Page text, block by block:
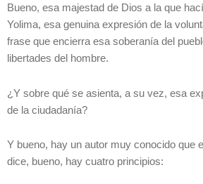
Bueno, esa majestad de Dios a la que
Yolima, esa genuina expresión de la
frase que encierra esa soberanía del
libertades del hombre.
¿Y sobre qué se asienta, a su vez, esa
de la ciudadanía?
Y bueno, hay un autor muy conocido que
dice, bueno, hay cuatro principios: